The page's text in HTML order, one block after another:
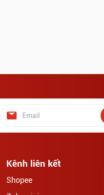
Kênh liên kết
Shopee